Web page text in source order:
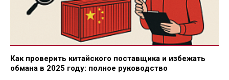
Как проверить китайского поставщика и избежать
обмана в 2025 году: полное руководство